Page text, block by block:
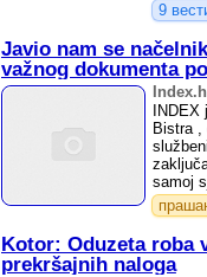
9
Javio nam se
važnog dokumenta
Bistra ,
samoj
Kotor: Oduzeta roba
prekršajnih naloga